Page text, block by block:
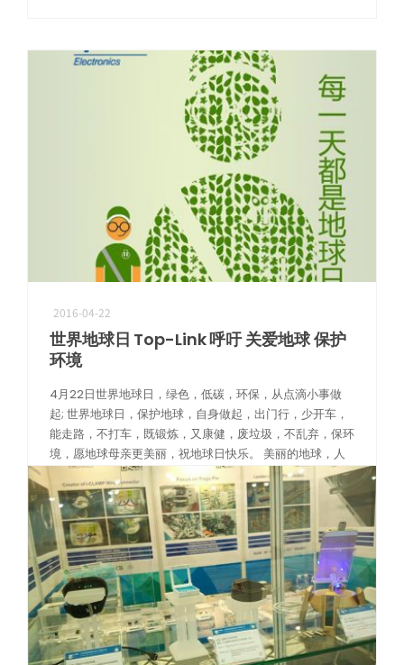
2016-04-22
世界地球日 Top-Link 呼吁 关爱地球 保护
环境
4月22日世界地球日，绿色，低碳，环保，从点滴小事做
起; 世界地球日，保护地球，自身做起，出门行，少开车，
能走路，不打车，既锻炼，又康健，废垃圾，不乱弃，保环
境，愿地球母亲更美丽，祝地球日快乐。 美丽的地球，人
类的大家园。 地球给人类提 […]
阅读更多